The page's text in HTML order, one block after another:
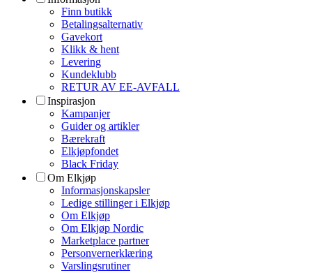
Finn butikk
Betalingsalternativ
Gavekort
Klikk & hent
Levering
Kundeklubb
RETUR AV EE-AVFALL
Inspirasjon
Kampanjer
Guider og artikler
Bærekraft
Elkjøpfondet
Black Friday
Om Elkjøp
Informasjonskapsler
Ledige stillinger i Elkjøp
Om Elkjøp
Om Elkjøp Nordic
Marketplace partner
Personvernerklæring
Varslingsrutiner